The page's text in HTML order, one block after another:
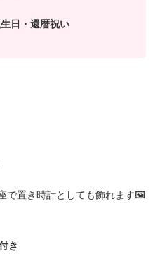
日・還暦祝い
で置き時計としても飾れます🖼️
き